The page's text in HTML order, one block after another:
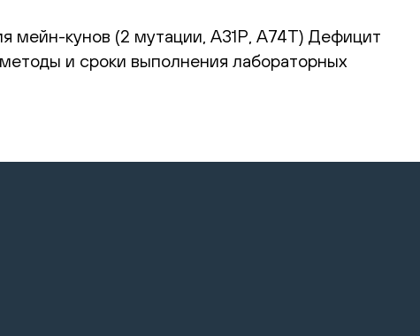
мейн-кунов (2 мутации, А31Р, А74Т) Дефицит
и сроки выполнения лабораторных